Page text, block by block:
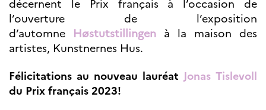
Francophonie
Visite de classes
Certifications
éducative
Lycées en France
Assistants de langue
décernent le Prix français à l’occasion de
l’ouverture de l’exposition
d’automne Høstutstillingen à la maison des
artistes, Kunstnernes Hus.
Félicitations au nouveau lauréat Jonas Tislevoll
du Prix français 2023!